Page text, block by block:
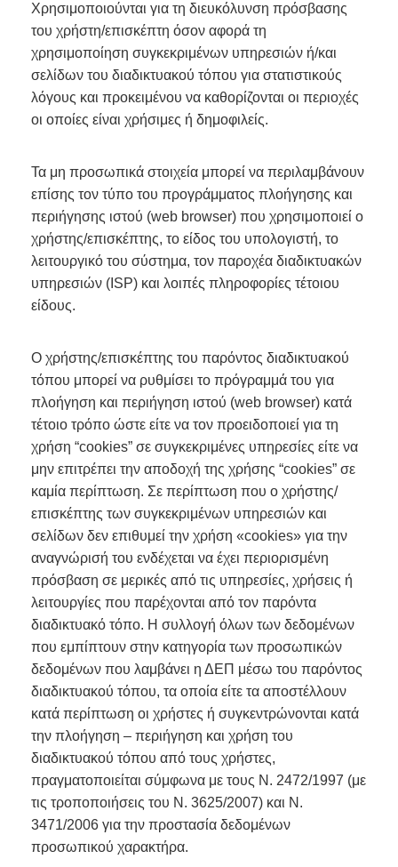
Χρησιμοποιούνται για τη διευκόλυνση πρόσβασης
του χρήστη/επισκέπτη όσον αφορά τη
χρησιμοποίηση συγκεκριμένων υπηρεσιών ή/και
σελίδων του διαδικτυακού τόπου για στατιστικούς
λόγους και προκειμένου να καθορίζονται οι περιοχές
οι οποίες είναι χρήσιμες ή δημοφιλείς.
Τα μη προσωπικά στοιχεία μπορεί να περιλαμβάνουν
επίσης τον τύπο του προγράμματος πλοήγησης και
περιήγησης ιστού (web browser) που χρησιμοποιεί ο
χρήστης/επισκέπτης, το είδος του υπολογιστή, το
λειτουργικό του σύστημα, τον παροχέα διαδικτυακών
υπηρεσιών (ISP) και λοιπές πληροφορίες τέτοιου
είδους.
Ο χρήστης/επισκέπτης του παρόντος διαδικτυακού
τόπου μπορεί να ρυθμίσει το πρόγραμμά του για
πλοήγηση και περιήγηση ιστού (web browser) κατά
τέτοιο τρόπο ώστε είτε να τον προειδοποιεί για τη
χρήση “cookies” σε συγκεκριμένες υπηρεσίες είτε να
μην επιτρέπει την αποδοχή της χρήσης “cookies” σε
καμία περίπτωση. Σε περίπτωση που ο χρήστης/
επισκέπτης των συγκεκριμένων υπηρεσιών και
σελίδων δεν επιθυμεί την χρήση «cookies» για την
αναγνώρισή του ενδέχεται να έχει περιορισμένη
πρόσβαση σε μερικές από τις υπηρεσίες, χρήσεις ή
λειτουργίες που παρέχονται από τον παρόντα
διαδικτυακό τόπο. Η συλλογή όλων των δεδομένων
που εμπίπτουν στην κατηγορία των προσωπικών
δεδομένων που λαμβάνει η ΔΕΠ μέσω του παρόντος
διαδικτυακού τόπου, τα οποία είτε τα αποστέλλουν
κατά περίπτωση οι χρήστες ή συγκεντρώνονται κατά
την πλοήγηση – περιήγηση και χρήση του
διαδικτυακού τόπου από τους χρήστες,
πραγματοποιείται σύμφωνα με τους Ν. 2472/1997 (με
τις τροποποιήσεις του Ν. 3625/2007) και Ν.
3471/2006 για την προστασία δεδομένων
προσωπικού χαρακτήρα.